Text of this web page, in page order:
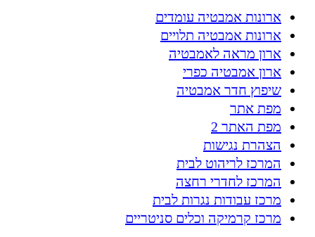
ארונות אמבטיה עומדים
ארונות אמבטיה תלויים
ארון מראה לאמבטיה
ארון אמבטיה כפרי
שיפוץ חדר אמבטיה
מפת אתר
מפת האתר 2
הצהרת נגישות
המרכז לריהוט לבית
המרכז לחדרי רחצה
מרכז עבודות נגרות לבית
מרכז קרמיקה וכלים סניטריים